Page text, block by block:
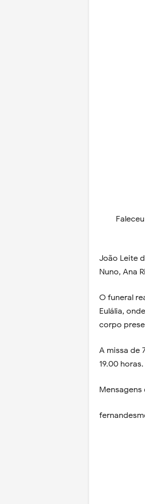
João Leite
Nuno, Ana
O funeral
Eulália,
corpo
A missa de
19.00 horas.